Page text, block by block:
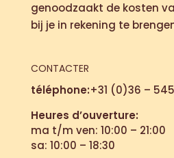
genoodzaakt de kosten
bij je in rekening te
CONTACTER
téléphone:+31 (0)36 –
Heures d’ouverture:
ma t/m ven: 10:00 – 21:00
sa: 10:00 – 18:30